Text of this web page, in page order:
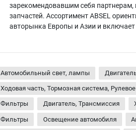
зарекомендовавшим себя
запчастей. Ассортимент ABSEL
авторынка Европы и Азии и
Автомобильный свет, лампы
Ходовая часть, Тормозная система,
Фильтры Двигатель, Трансмиссия
Фильтры Освещение автомобиля